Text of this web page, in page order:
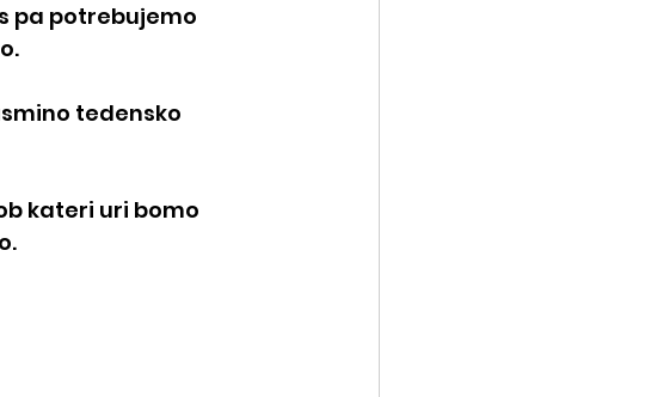
pa potrebujemo
tedensko
kateri uri bomo